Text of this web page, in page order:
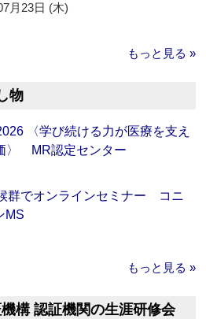
月23日 (木)
もっと見る »
物
〈学び続ける力が医療を支え
〉 MR認定センター
群でオンラインセミナー コニ
MS
もっと見る »
構 認証機関の生涯研修会